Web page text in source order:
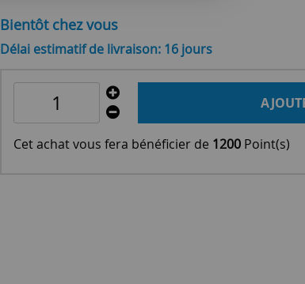
Bientôt chez vous
Délai estimatif de livraison: 16 jours
Cet achat vous fera bénéficier de 1200 Point(s)